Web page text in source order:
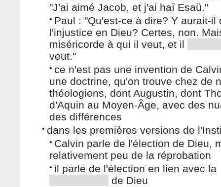
"J'ai aimé Jacob, et j'ai haï Esaü."
• Paul : "Qu'est-ce à dire? Y aurait-il
l'injustice en Dieu? Certes, non.
miséricorde à qui il veut, et il
veut."
• ce n'est pas une invention de
une doctrine, qu'on trouve chez de
théologiens, dont Augustin, dont
d'Aquin au Moyen-Âge, avec des
des différences
• dans les premières versions de
• Calvin parle de l'élection de Dieu,
relativement peu de la réprobation
• il parle de l'élection en lien avec la
de Dieu